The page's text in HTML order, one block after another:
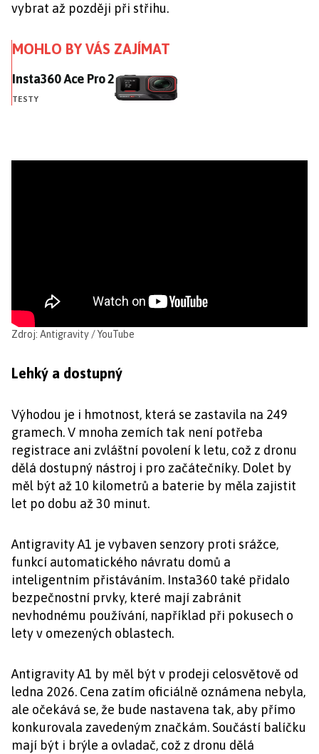
vybrat až později při střihu.
MOHLO BY VÁS ZAJÍMAT
Insta360 Ace Pro 2
Insta360 Ace Pro 2
TESTY
Zdroj: Antigravity / YouTube
Lehký a dostupný
Výhodou je i hmotnost, která se zastavila na 249
gramech. V mnoha zemích tak není potřeba
registrace ani zvláštní povolení k letu, což z dronu
dělá dostupný nástroj i pro začátečníky. Dolet by
měl být až 10 kilometrů a baterie by měla zajistit
let po dobu až 30 minut.
Antigravity A1 je vybaven senzory proti srážce,
funkcí automatického návratu domů a
inteligentním přistáváním. Insta360 také přidalo
bezpečnostní prvky, které mají zabránit
nevhodnému používání, například při pokusech o
lety v omezených oblastech.
Antigravity A1 by měl být v prodeji celosvětově od
ledna 2026. Cena zatím oficiálně oznámena nebyla,
ale očekává se, že bude nastavena tak, aby přímo
konkurovala zavedeným značkám. Součástí balíčku
mají být i brýle a ovladač, což z dronu dělá